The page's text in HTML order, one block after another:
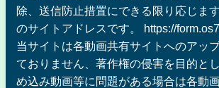
除、送信防止措置にできる限り応じま
のサイトアドレスです。 https://
当サイトは各動画共有サイトへのアッ
ておりません、著作権の侵害を目的と
め込み動画等に問題がある場合は各動